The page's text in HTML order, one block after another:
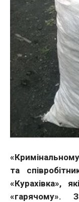
та
«Курахівка»,
«гарячому».